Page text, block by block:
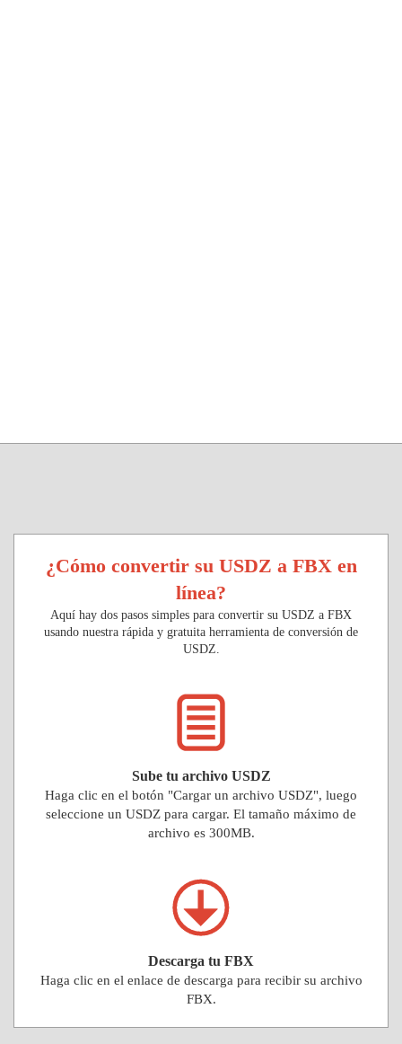
¿Cómo convertir su USDZ a FBX en
línea?
Aquí hay dos pasos simples para convertir su USDZ a FBX
usando nuestra rápida y gratuita herramienta de conversión de
USDZ.
Sube tu archivo USDZ
Haga clic en el botón "Cargar un archivo USDZ", luego
seleccione un USDZ para cargar. El tamaño máximo de
archivo es 300MB.
Descarga tu FBX
Haga clic en el enlace de descarga para recibir su archivo
FBX.